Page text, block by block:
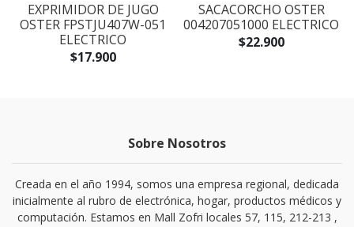
EXPRIMIDOR DE JUGO
OSTER FPSTJU407W-051
ELECTRICO
$17.900
SACACORCHO OSTER
004207051000 ELECTRICO
$22.900
Sobre Nosotros
Creada en el año 1994, somos una empresa regional, dedicada
inicialmente al rubro de electrónica, hogar, productos médicos y
computación. Estamos en Mall Zofri locales 57, 115, 212-213 ,